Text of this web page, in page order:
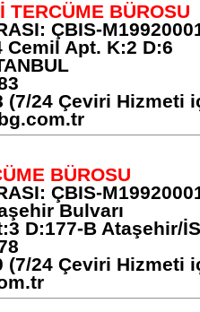
TERCÜME BÜROSU
ÇBIS-
Apt. K:2 D:6
(7/24 Çeviri Hizmeti
BÜROSU
ÇBIS-
Bulvarı
D:177-B Ataşehir/
(7/24 Çeviri Hizmeti